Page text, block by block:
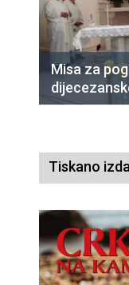
Misa za
Tiskano